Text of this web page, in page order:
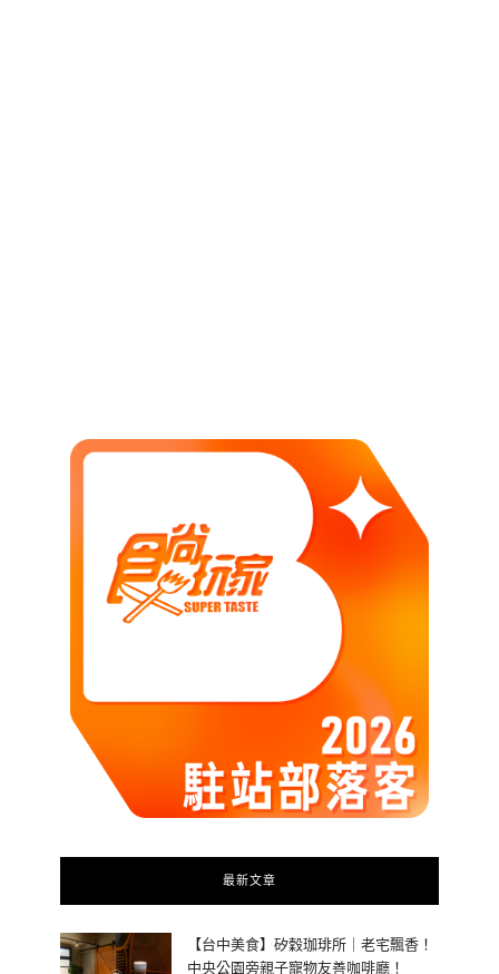
最新文章
【台中美食】矽穀珈琲所｜老宅飄香！
中央公園旁親子寵物友善咖啡廳！